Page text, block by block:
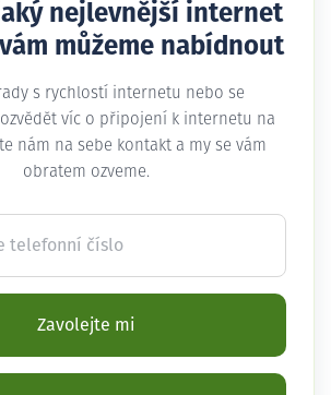
nejlevnější internet
můžeme nabídnout
s rychlostí internetu nebo se
víc o připojení k internetu na
nám na sebe kontakt a my se vám
obratem ozveme.
telefonní číslo
Zavolejte mi